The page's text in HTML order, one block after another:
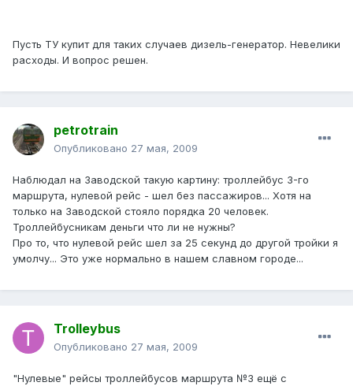
Пусть ТУ купит для таких случаев дизель-генератор. Невелики
расходы. И вопрос решен.
petrotrain
Опубликовано 27 мая, 2009
Наблюдал на Заводской такую картину: троллейбус 3-го
маршрута, нулевой рейс - шел без пассажиров... Хотя на
только на Заводской стояло порядка 20 человек.
Троллейбусникам деньги что ли не нужны?
Про то, что нулевой рейс шел за 25 секунд до другой тройки я
умолчу... Это уже нормально в нашем славном городе...
Trolleybus
Опубликовано 27 мая, 2009
"Нулевые" рейсы троллейбусов маршрута №3 ещё с